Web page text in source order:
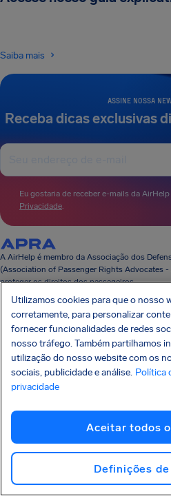
ASSINE NOSSA
Receba dicas exclusivas
Eu gostaria de receber e-mails da
Privacidade
Saiba mais
A AirHelp é membro da Associação dos
(Association of Passenger Rights Advocates
proteger os direitos dos passageiros.
CONHEÇA SEUS DIREITOS
NOSSA EMPRESA
PARCERIAS
Utilizamos cookies para que o nosso
corretamente, para personalizar
fornecer funcionalidades de redes
nosso tráfego. Também partilhamos
utilização do nosso website com os
sociais, publicidade e análise. Política
privacidade
Aceitar todos
Definições